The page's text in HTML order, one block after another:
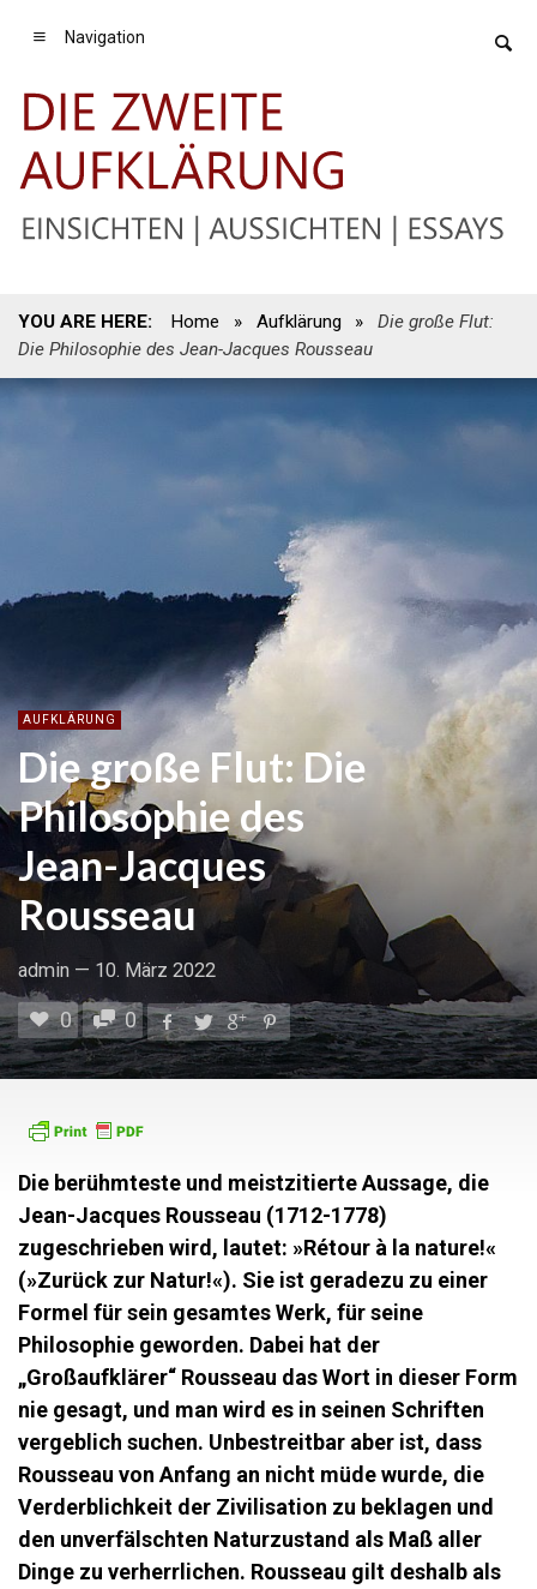
Navigation
YOU ARE HERE: Home » Aufklärung »
Die große Flut:
Die Philosophie des Jean-Jacques Rousseau
AUFKLÄRUNG
Die große Flut: Die
Philosophie des
Jean-Jacques
Rousseau
admin — 10. März 2022
0 0
Die berühmteste und meistzitierte Aussage, die
Jean-Jacques Rousseau (1712-1778)
zugeschrieben wird, lautet: »Rétour à la nature!«
(»Zurück zur Natur!«). Sie ist geradezu zu einer
Formel für sein gesamtes Werk, für seine
Philosophie geworden. Dabei hat der
„Großaufklärer“ Rousseau das Wort in dieser Form
nie gesagt, und man wird es in seinen Schriften
vergeblich suchen. Unbestreitbar aber ist, dass
Rousseau von Anfang an nicht müde wurde, die
Verderblichkeit der Zivilisation zu beklagen und
den unverfälschten Naturzustand als Maß aller
Dinge zu verherrlichen. Rousseau gilt deshalb als